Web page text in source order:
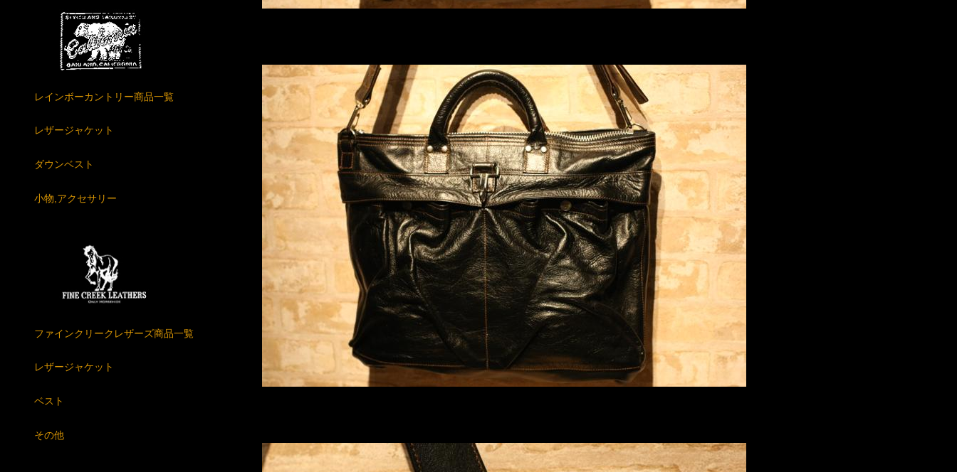
レインボーカントリー商品一覧
レザージャケット
ダウンベスト
小物,アクセサリー
ファインクリークレザーズ商品一覧
レザージャケット
ベスト
その他